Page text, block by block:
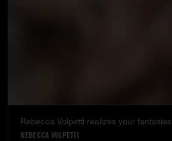
Rebecca Volpetti realizes your fantasies
REBECCA VOLPETTI